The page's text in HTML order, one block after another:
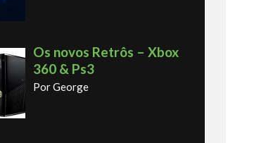
Os novos Retrôs – Xbox
360 & Ps3
Por George